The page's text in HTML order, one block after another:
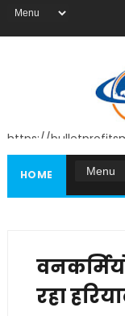
https://
HOME
रहा